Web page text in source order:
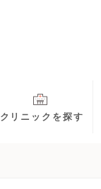
クリニックを探す